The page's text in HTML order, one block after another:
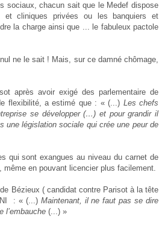
sociaux, chacun sait que le Medef dispose
et cliniques privées ou les banquiers et
la charge ainsi que ... le fabuleux pactole
ne le sait ! Mais, sur ce damné chômage,
après avoir exigé des parlementaire de
flexibilité, a estimé que : « (...) Les chefs
se développer (…) et pour grandir il
une législation sociale qui crée une peur de
qui sont exangues au niveau du carnet de
en pouvant licencier plus facilement.
Bézieux ( candidat contre Parisot à la tête
: « (...) Maintenant, il ne faut pas se dire
l’embauche (...) »